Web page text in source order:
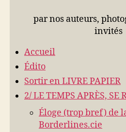
par nos auteurs,
invités
Accueil
Édito
Sortir en LIVRE PAPIER
2/ LE TEMPS APRÈS, SE
Éloge (trop bref) de
Borderlines.cie